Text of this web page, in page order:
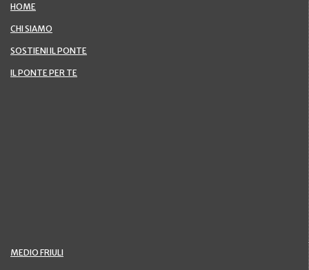
HOME
CHI SIAMO
SOSTIENI IL PONTE
IL PONTE PER TE
MEDIO FRIULI